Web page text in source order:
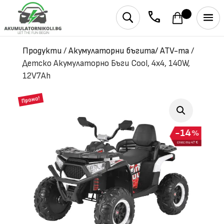
phone
U
Продукти/ Акумулаторни бъгита/ ATV-та/
Детско Акумулаторно Бъги Cool, 4х4, 140W,
12V7Ah
Промо!
%
14
спести 47 €